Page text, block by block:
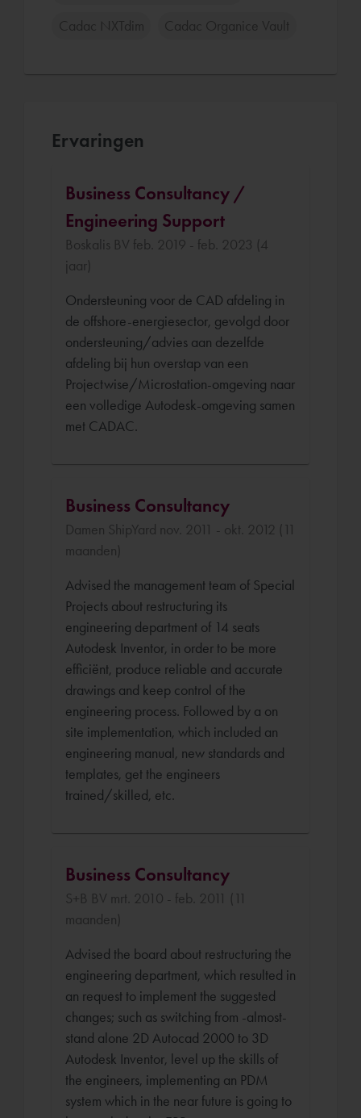
Cadac NXTdim Cadac Organice Vault
Ervaringen
Business Consultancy /
Engineering Support
Boskalis BV feb. 2019 - feb. 2023 (4
jaar)
Ondersteuning voor de CAD afdeling in
de offshore-energiesector, gevolgd door
ondersteuning/advies aan dezelfde
afdeling bij hun overstap van een
Projectwise/Microstation-omgeving naar
een volledige Autodesk-omgeving samen
met CADAC.
Business Consultancy
Damen ShipYard nov. 2011 - okt. 2012 (11
maanden)
Advised the management team of Special
Projects about restructuring its
engineering department of 14 seats
Autodesk Inventor, in order to be more
efficiënt, produce reliable and accurate
drawings and keep control of the
engineering process. Followed by a on
site implementation, which included an
engineering manual, new standards and
templates, get the engineers
trained/skilled, etc.
Business Consultancy
S+B BV mrt. 2010 - feb. 2011 (11
maanden)
Advised the board about restructuring the
engineering department, which resulted in
an request to implement the suggested
changes; such as switching from -almost-
stand alone 2D Autocad 2000 to 3D
Autodesk Inventor, level up the skills of
the engineers, implementing an PDM
system which in the near future is going to